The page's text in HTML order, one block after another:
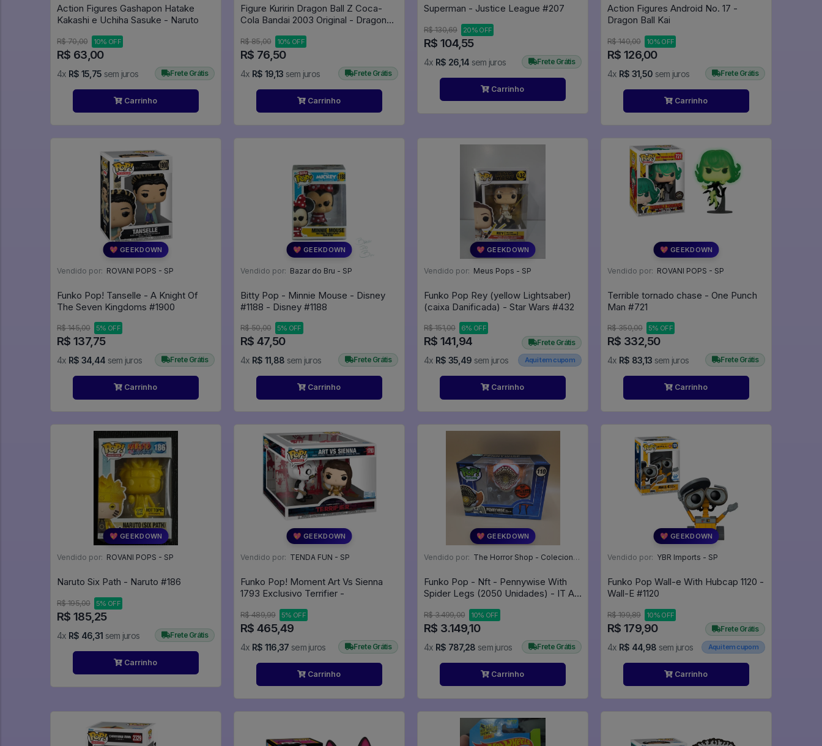
Action Figures Gashapon Hatake
Kakashi e Uchiha Sasuke - Naruto
R$ 70,00 10% OFF
R$ 63,00
4x R$ 15,75 sem juros Frete Grátis
Carrinho
Figure Kuririn Dragon Ball Z Coca-
Cola Bandai 2003 Original - Dragon
R$ 85,00 10% OFF
R$ 76,50
4x R$ 19,13 sem juros Frete Grátis
Carrinho
Superman - Justice League #207
R$ 130,69 20% OFF
R$ 104,55
4x R$ 26,14 sem juros Frete Grátis
Carrinho
Action Figures Android No. 17 -
Dragon Ball Kai
R$ 140,00 10% OFF
R$ 126,00
4x R$ 31,50 sem juros Frete Grátis
Carrinho
💖 GEEKDOWN
Vendido por: ROVANI POPS - SP
Funko Pop! Tanselle - A Knight Of
The Seven Kingdoms #1900
R$ 145,00 5% OFF
R$ 137,75
4x R$ 34,44 sem juros Frete Grátis
Carrinho
💖 GEEKDOWN
Vendido por: Bazar do Bru - SP
Bitty Pop - Minnie Mouse - Disney
#1188 - Disney #1188
R$ 50,00 5% OFF
R$ 47,50
4x R$ 11,88 sem juros Frete Grátis
Carrinho
💖 GEEKDOWN
Vendido por: Meus Pops - SP
Funko Pop Rey (yellow Lightsaber)
(caixa Danificada) - Star Wars #432
R$ 151,00 6% OFF
R$ 141,94
4x R$ 35,49 sem juros
Frete Grátis
Aqui tem cupom
Carrinho
💖 GEEKDOWN
Vendido por: ROVANI POPS - SP
Terrible tornado chase - One Punch
Man #721
R$ 350,00 5% OFF
R$ 332,50
4x R$ 83,13 sem juros Frete Grátis
Carrinho
💖 GEEKDOWN
Vendido por: ROVANI POPS - SP
Naruto Six Path - Naruto #186
R$ 195,00 5% OFF
R$ 185,25
4x R$ 46,31 sem juros Frete Grátis
Carrinho
💖 GEEKDOWN
Vendido por: TENDA FUN - SP
Funko Pop! Moment Art Vs Sienna
1793 Exclusivo Terrifier -
R$ 489,99 5% OFF
R$ 465,49
4x R$ 116,37 sem juros Frete Grátis
Carrinho
💖 GEEKDOWN
Vendido por: The Horror Shop - Colecionáveis - MG
Funko Pop - Nft - Pennywise With
Spider Legs (2050 Unidades) - IT A
R$ 3.499,00 10% OFF
R$ 3.149,10
4x R$ 787,28 sem juros Frete Grátis
Carrinho
💖 GEEKDOWN
Vendido por: YBR Imports - SP
Funko Pop Wall-e With Hubcap 1120 -
Wall-E #1120
R$ 199,89 10% OFF
R$ 179,90
4x R$ 44,98 sem juros
Frete Grátis
Aqui tem cupom
Carrinho